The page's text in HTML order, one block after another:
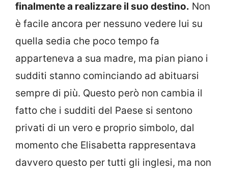
finalmente a realizzare il suo destino. Non
è facile ancora per nessuno vedere lui su
quella sedia che poco tempo fa
apparteneva a sua madre, ma pian piano i
sudditi stanno cominciando ad abituarsi
sempre di più. Questo però non cambia il
fatto che i sudditi del Paese si sentono
privati di un vero e proprio simbolo, dal
momento che Elisabetta rappresentava
davvero questo per tutti gli inglesi, ma non